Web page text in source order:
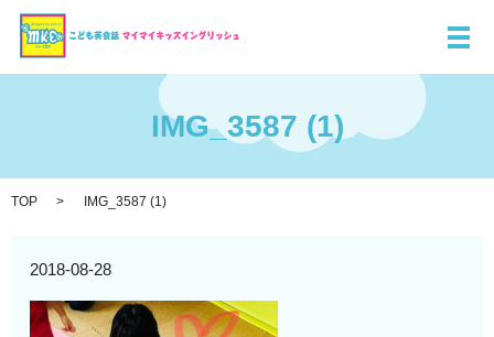
メ
IMG_3587 (1)
TOP IMG_3587 (1)
2018-08-28